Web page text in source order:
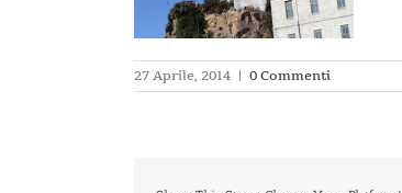
27 Aprile, 2014 | 0 Commenti